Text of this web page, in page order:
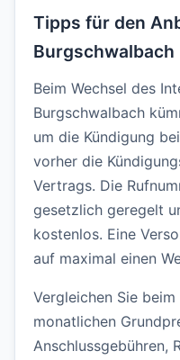
Tipps für den
Burgschwalbach
Beim Wechsel des
Burgschwalbach
um die Kündigung
vorher die
Vertrags. Die
gesetzlich geregelt
kostenlos. Eine
auf maximal einen
Vergleichen Sie
monatlichen
Anschlussgebühren,